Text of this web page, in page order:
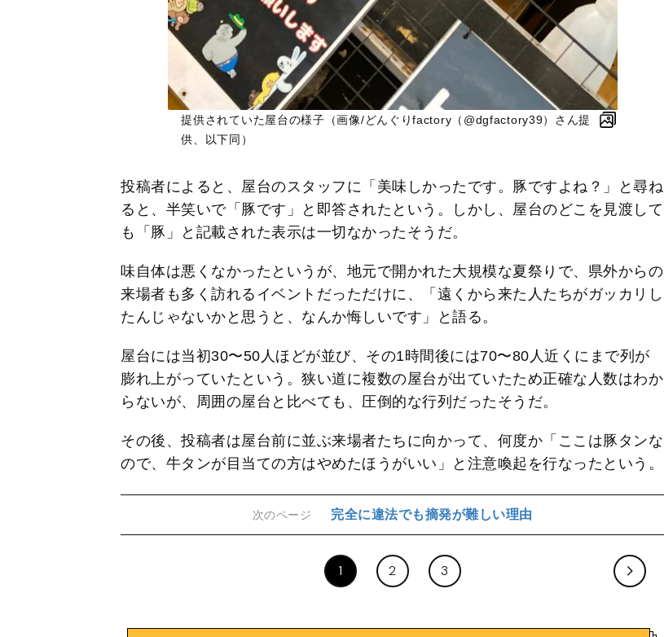
提供されていた屋台の様子（画像/どんぐりfactory（@dgfactory39）さん提
供、以下同）
投稿者によると、屋台のスタッフに「美味しかったです。豚ですよね？」と尋ね
ると、半笑いで「豚です」と即答されたという。しかし、屋台のどこを見渡して
も「豚」と記載された表示は一切なかったそうだ。
味自体は悪くなかったというが、地元で開かれた大規模な夏祭りで、県外からの
来場者も多く訪れるイベントだっただけに、「遠くから来た人たちがガッカリし
たんじゃないかと思うと、なんか悔しいです」と語る。
屋台には当初30〜50人ほどが並び、その1時間後には70〜80人近くにまで列が
膨れ上がっていたという。狭い道に複数の屋台が出ていたため正確な人数はわか
らないが、周囲の屋台と比べても、圧倒的な行列だったそうだ。
その後、投稿者は屋台前に並ぶ来場者たちに向かって、何度か「ここは豚タンな
ので、牛タンが目当ての方はやめたほうがいい」と注意喚起を行なったという。
次のページ 完全に違法でも摘発が難しい理由
1 2 3